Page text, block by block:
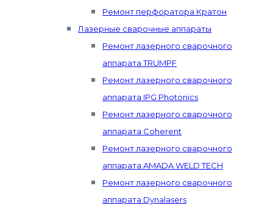
Ремонт перфоратора Кратон
Лазерные сварочные аппараты
Ремонт лазерного сварочного
аппарата TRUMPF
Ремонт лазерного сварочного
аппарата IPG Photonics
Ремонт лазерного сварочного
аппарата Coherent
Ремонт лазерного сварочного
аппарата AMADA WELD TECH
Ремонт лазерного сварочного
аппарата Dynalasers